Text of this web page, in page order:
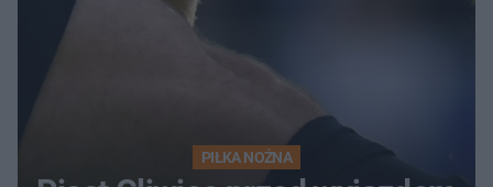
PIŁKA NOŻNA